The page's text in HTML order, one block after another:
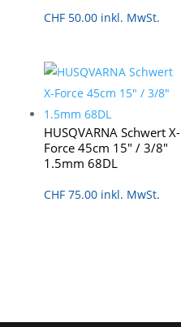
CHF 50.00 inkl. MwSt.
HUSQVARNA Schwert X-
Force 45cm 15″ / 3/8″
1.5mm 68DL
CHF 75.00 inkl. MwSt.